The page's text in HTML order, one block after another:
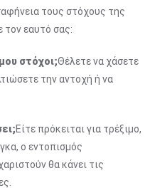
τους στόχους της
εαυτό σας:
μου στόχοι;Θέλετε να χάσετε
την αντοχή ή να
Είτε πρόκειται για τρέξιμο,
ο εντοπισμός
θα κάνει τις